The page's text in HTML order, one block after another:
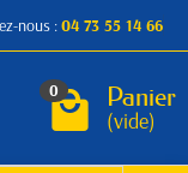
nous :04 73 55 14 66
0 Panier
(vide)